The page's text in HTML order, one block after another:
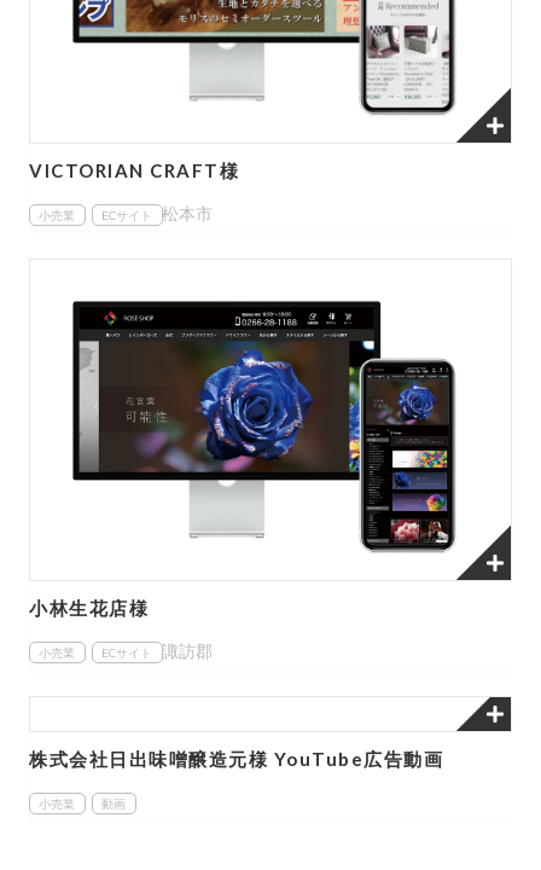
VICTORIAN CRAFT様
小売業 ECサイト 松本市
小林生花店様
小売業 ECサイト 諏訪郡
株式会社日出味噌醸造元様 YouTube広告動画
小売業 動画